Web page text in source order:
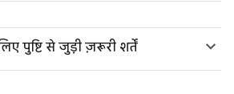
पुष्टि से जुड़ी ज़रूरी शर्तें